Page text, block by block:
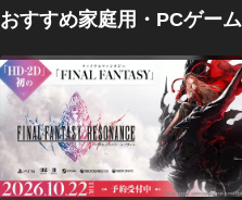
おすすめ家庭用・PCゲーム